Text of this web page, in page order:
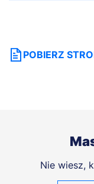
POBIERZ
Nie wiesz,